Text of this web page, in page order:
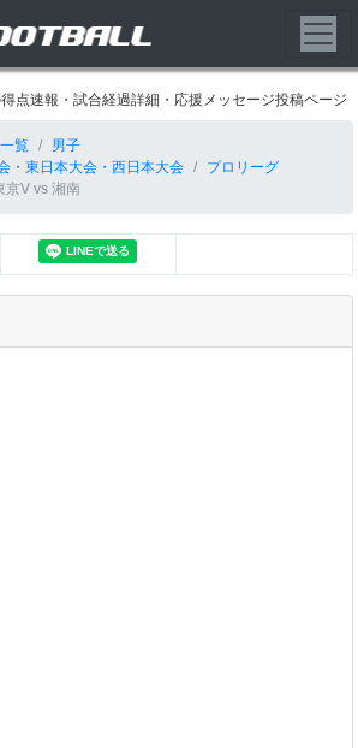
点速報・試合経過詳細・応援メッセージ投稿ページ
覧
男子
・東日本大会・西日本大会
プロリーグ
京V vs 湘南